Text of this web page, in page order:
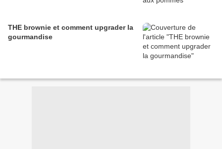
THE brownie et comment upgrader la
gourmandise